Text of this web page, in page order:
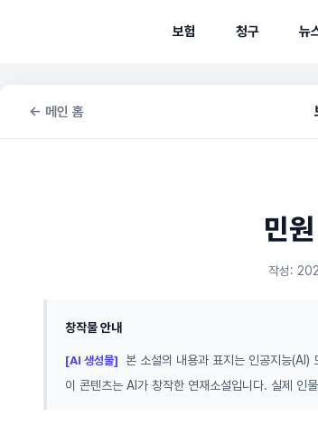
보험 청구 뉴
← 메인 홈
민
작성:
창작물 안내
[AI 생성물]
본 소설의 내용과 표지는 인공지능(AI)
이 콘텐츠는 AI가 창작한 연재소설입니다. 실제 인